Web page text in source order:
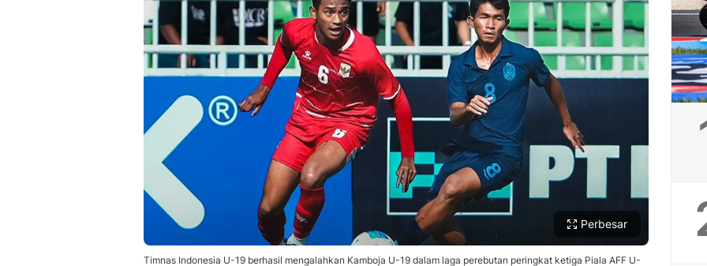
Copy Link
Perbesar
Timnas Indonesia U-19 berhasil mengalahkan Kamboja U-19 dalam laga perebutan peringkat ketiga Piala AFF U-